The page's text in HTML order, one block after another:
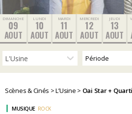
DIMANCHE
09
AOUT
LUNDI
10
AOUT
MARDI
11
AOUT
MERCREDI
12
AOUT
JEUDI
13
AOUT
Scènes & Cinés >L’Usine > Oai Star +
MUSIQUE ROCK